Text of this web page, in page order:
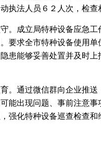
执法人员６２人次，检查
。成立局特种设备应急
要求全市特种设备使用
患能够妥善处置并及时
。通过微信群向企业推
能出现问题、事前注意
强化特种设备巡查检查